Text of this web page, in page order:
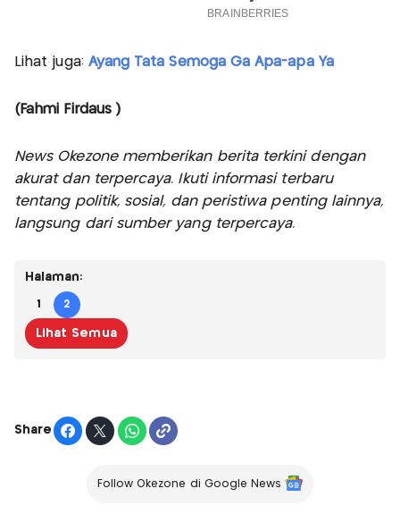
Lihat juga: Ayang Tata Semoga Ga Apa-apa Ya
(Fahmi Firdaus )
News Okezone memberikan berita terkini dengan
akurat dan terpercaya. Ikuti informasi terbaru
tentang politik, sosial, dan peristiwa penting lainnya,
langsung dari sumber yang terpercaya.
Halaman:
1 2
Lihat Semua
Share
Follow Okezone di Google News